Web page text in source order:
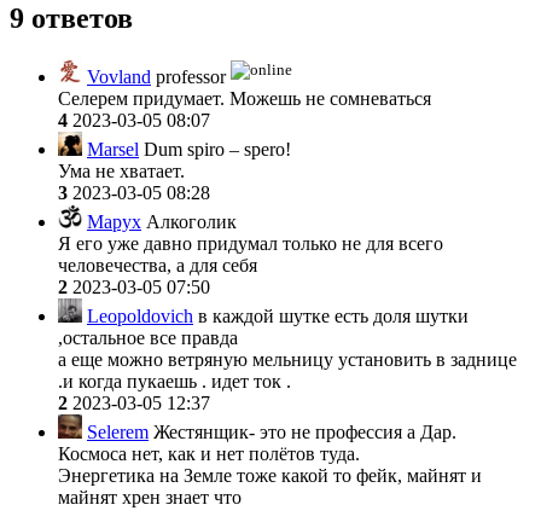
9 ответов
Vovland professor
Селерем придумает. Можешь не сомневаться
4 2023-03-05 08:07
Marsel Dum spiro – spero!
Ума не хватает.
3 2023-03-05 08:28
Mapyx Алкоголик
Я его уже давно придумал только не для всего
человечества, а для себя
2 2023-03-05 07:50
Leopoldovich в каждой шутке есть доля шутки
,остальное все правда
а еще можно ветряную мельницу установить в заднице
.и когда пукаешь . идет ток .
2 2023-03-05 12:37
Selerem Жестянщик- это не профессия а Дар.
Космоса нет, как и нет полётов туда.
Энергетика на Земле тоже какой то фейк, майнят и
майнят хрен знает что